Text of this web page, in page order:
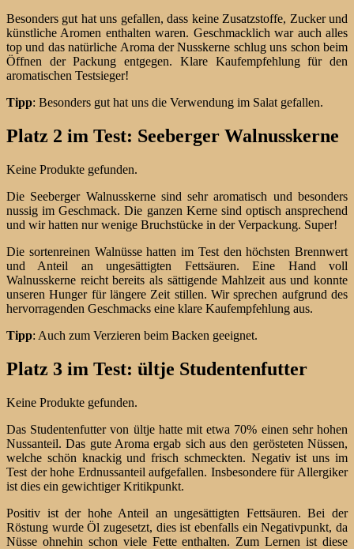
Besonders gut hat uns gefallen, dass keine Zusatzstoffe, Zucker und
künstliche Aromen enthalten waren. Geschmacklich war auch alles
top und das natürliche Aroma der Nusskerne schlug uns schon beim
Öffnen der Packung entgegen. Klare Kaufempfehlung für den
aromatischen Testsieger!
Tipp: Besonders gut hat uns die Verwendung im Salat gefallen.
Platz 2 im Test: Seeberger Walnusskerne
Keine Produkte gefunden.
Die Seeberger Walnusskerne sind sehr aromatisch und besonders
nussig im Geschmack. Die ganzen Kerne sind optisch ansprechend
und wir hatten nur wenige Bruchstücke in der Verpackung. Super!
Die sortenreinen Walnüsse hatten im Test den höchsten Brennwert
und Anteil an ungesättigten Fettsäuren. Eine Hand voll
Walnusskerne reicht bereits als sättigende Mahlzeit aus und konnte
unseren Hunger für längere Zeit stillen. Wir sprechen aufgrund des
hervorragenden Geschmacks eine klare Kaufempfehlung aus.
Tipp: Auch zum Verzieren beim Backen geeignet.
Platz 3 im Test: ültje Studentenfutter
Keine Produkte gefunden.
Das Studentenfutter von ültje hatte mit etwa 70% einen sehr hohen
Nussanteil. Das gute Aroma ergab sich aus den gerösteten Nüssen,
welche schön knackig und frisch schmeckten. Negativ ist uns im
Test der hohe Erdnussanteil aufgefallen. Insbesondere für Allergiker
ist dies ein gewichtiger Kritikpunkt.
Positiv ist der hohe Anteil an ungesättigten Fettsäuren. Bei der
Röstung wurde Öl zugesetzt, dies ist ebenfalls ein Negativpunkt, da
Nüsse ohnehin schon viele Fette enthalten. Zum Lernen ist diese